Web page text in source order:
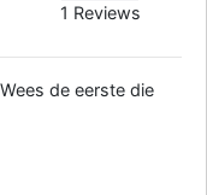
1 Reviews
de eerste die